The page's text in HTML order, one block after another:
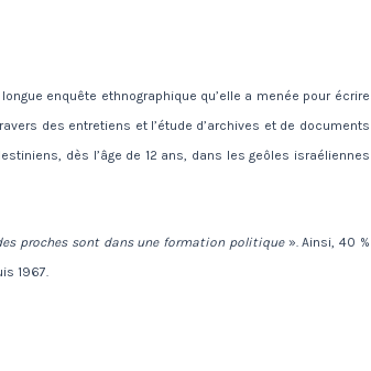
enquête ethnographique qu’elle a menée pour écrire
des entretiens et l’étude d’archives et de documents
dès l’âge de 12 ans, dans les geôles israéliennes
proches sont dans une formation politique». Ainsi, 40 %
1967.